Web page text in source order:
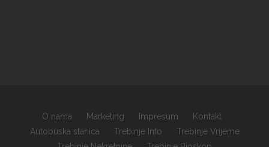
O nama Marketing Impresum
Kontakt
Autobuska stanica
Trebinje Info
Trebinje Vrijeme